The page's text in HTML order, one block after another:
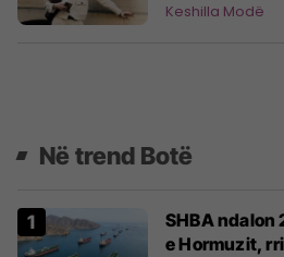
Keshilla Modë
Në trend Botë
SHBA ndalon
e Hormuzit,